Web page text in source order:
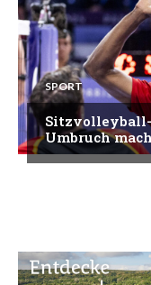
SPORT
Umbruch